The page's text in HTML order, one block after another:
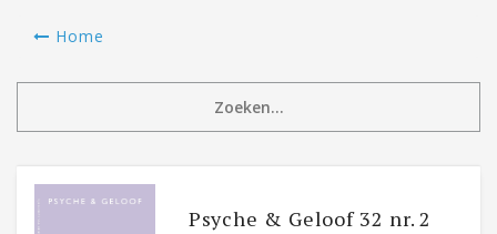
Home
Psyche & Geloof 32 nr. 2